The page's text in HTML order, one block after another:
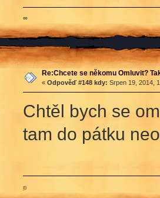
∞
Re:Chcete se někomu Omluvit?
« Odpověď #148 kdy: Srpen 19, 2014,
Chtěl bych se
tam do pátku
ற